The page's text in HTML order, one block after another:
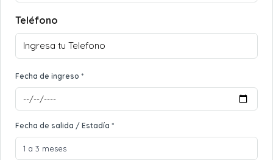
Teléfono
Fecha de ingreso *
Fecha de salida / Estadía *